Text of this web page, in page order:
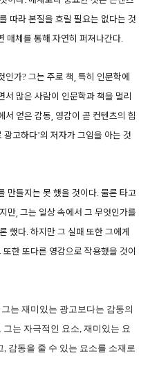
따라 본질을 흐릴 필요는 없다는 것
매체를 통해 자연히 퍼져나간다.
인가? 그는 주로 책, 특히 인문학에
서 많은 사람이 인문학과 책을 멀리
서 얻은 감동, 영감이 곧 컨텐츠의 힘
광고하다’의 저자가 그임을 아는 것
만들지는 못 했을 것이다. 물론 타고
만, 그는 일상 속에서 그 무엇인가를
했다. 하지만 그 실패 또한 그에게
또한 또다른 영감으로 작용했을 것이
는 재미있는 광고보다는 감동의
그는 자극적인 요소, 재미있는 요
, 감동을 줄 수 있는 요소를 소재로